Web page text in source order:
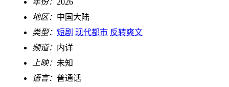
地区： 中国大陆
类型： 短剧 现代都市 反转爽文
频道： 内详
上映： 未知
语言： 普通话